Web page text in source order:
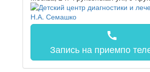
call
Запись на приемпо